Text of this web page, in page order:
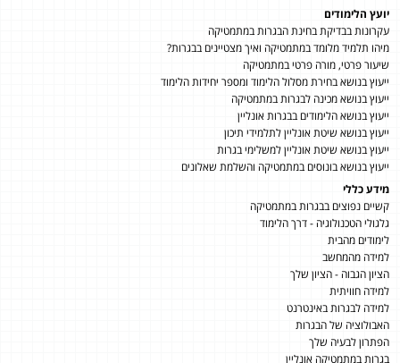
יועץ הלימודים
עקרונות בבדיקת בחינת הבגרות במתמטיקה
מיהו תלמיד מלומד במתמטיקה ואיך מצטיינים בבגרות?
שיעור פרטי, מורה פרטי במתמטיקה
ייעוץ בנושא בחירת מסלול הלימוד ומספר יחידות הלימוד
ייעוץ בנושא מכינה לבגרות במתמטיקה
ייעוץ בנושא הלימודים בבגרות אונליין
ייעוץ בנושא שיטת אונליין לתלמידי תיכון
ייעוץ בנושא שיטת אונליין למשלימי בגרות
ייעוץ בנושא בונוסים במתמטיקה והשלמת שאלונים
מידע כללי
קשיים נפוצים בבגרות במתמטיקה
גלגולי הטכנולוגיה - דרך הלימוד
לימודים מהבית
למידה מהמחשב
הציון הגבוה - הציון שלך
למידה חוויתית
למידה לבגרות באינטרנט
האבולוציה של הבגרות
הפתרון לבעיה שלך
בגרות במתמטיקה אונליין